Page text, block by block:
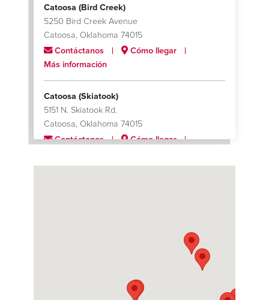
Catoosa (Bird Creek)
5250 Bird Creek Avenue
Catoosa, Oklahoma 74015
Contáctanos
Cómo llegar
Más información
Catoosa (Skiatook)
5151 N. Skiatook Rd.
Catoosa, Oklahoma 74015
Contáctanos
Cómo llegar
624 Black Satchel Drive